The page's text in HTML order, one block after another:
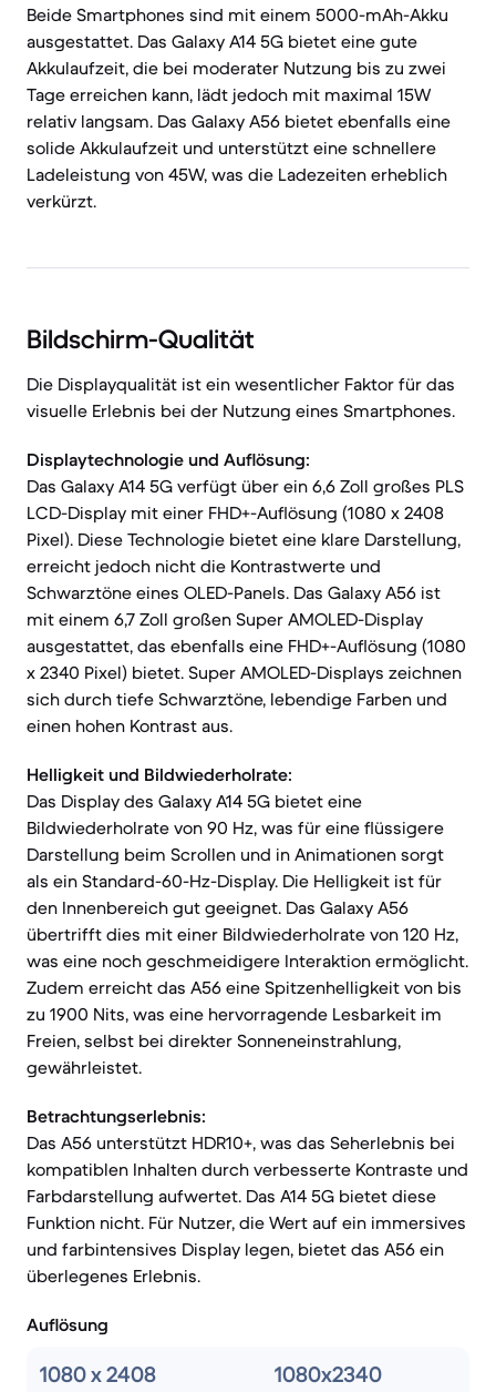
Beide Smartphones sind mit einem 5000-mAh-Akku
ausgestattet. Das Galaxy A14 5G bietet eine gute
Akkulaufzeit, die bei moderater Nutzung bis zu zwei
Tage erreichen kann, lädt jedoch mit maximal 15W
relativ langsam. Das Galaxy A56 bietet ebenfalls eine
solide Akkulaufzeit und unterstützt eine schnellere
Ladeleistung von 45W, was die Ladezeiten erheblich
verkürzt.
Bildschirm-Qualität
Die Displayqualität ist ein wesentlicher Faktor für das
visuelle Erlebnis bei der Nutzung eines Smartphones.
Displaytechnologie und Auflösung:
Das Galaxy A14 5G verfügt über ein 6,6 Zoll großes PLS
LCD-Display mit einer FHD+-Auflösung (1080 x 2408
Pixel). Diese Technologie bietet eine klare Darstellung,
erreicht jedoch nicht die Kontrastwerte und
Schwarztöne eines OLED-Panels. Das Galaxy A56 ist
mit einem 6,7 Zoll großen Super AMOLED-Display
ausgestattet, das ebenfalls eine FHD+-Auflösung (1080
x 2340 Pixel) bietet. Super AMOLED-Displays zeichnen
sich durch tiefe Schwarztöne, lebendige Farben und
einen hohen Kontrast aus.
Helligkeit und Bildwiederholrate:
Das Display des Galaxy A14 5G bietet eine
Bildwiederholrate von 90 Hz, was für eine flüssigere
Darstellung beim Scrollen und in Animationen sorgt
als ein Standard-60-Hz-Display. Die Helligkeit ist für
den Innenbereich gut geeignet. Das Galaxy A56
übertrifft dies mit einer Bildwiederholrate von 120 Hz,
was eine noch geschmeidigere Interaktion ermöglicht.
Zudem erreicht das A56 eine Spitzenhelligkeit von bis
zu 1900 Nits, was eine hervorragende Lesbarkeit im
Freien, selbst bei direkter Sonneneinstrahlung,
gewährleistet.
Betrachtungserlebnis:
Das A56 unterstützt HDR10+, was das Seherlebnis bei
kompatiblen Inhalten durch verbesserte Kontraste und
Farbdarstellung aufwertet. Das A14 5G bietet diese
Funktion nicht. Für Nutzer, die Wert auf ein immersives
und farbintensives Display legen, bietet das A56 ein
überlegenes Erlebnis.
Auflösung
1080 x 2408 1080x2340